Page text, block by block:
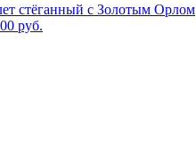
стёганный с Золотым Орлом
руб.